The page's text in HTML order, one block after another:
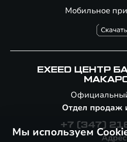
Мобильное
EXEED ЦЕНТР
Отдел продаж
+7 (347)
Адрес
Мы используем